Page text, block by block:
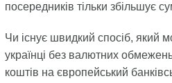
посередників тільки збільшує
Чи існує швидкий спосіб, який
українці без валютних
коштів на європейський